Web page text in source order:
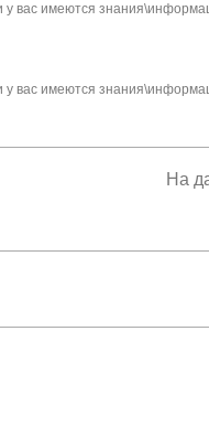
у вас имеются
у вас имеются
На